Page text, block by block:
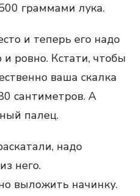
граммами лука.
и теперь его надо
и ровно. Кстати, чтобы
ваша скалка
сантиметров. А
палец.
надо
него.
выложить начинку.